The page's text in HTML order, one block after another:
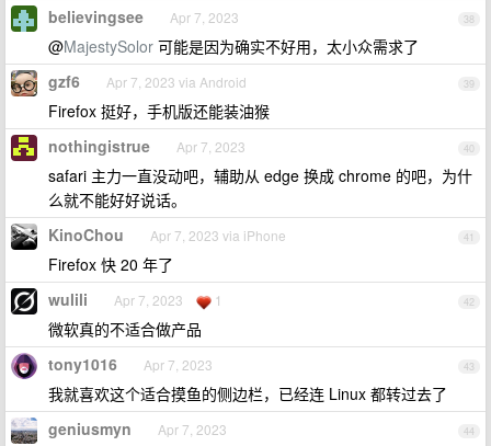
38
believingsee Apr 7, 2023
@MajestySolor 可能是因为确实不好用，太小众需求了
39
gzf6 Apr 7, 2023 via Android
Firefox 挺好，手机版还能装油猴
40
nothingistrue Apr 7, 2023
safari 主力一直没动吧，辅助从 edge 换成 chrome 的吧，为什
么就不能好好说话。
41
KinoChou Apr 7, 2023 via iPhone
Firefox 快 20 年了
42
wulili Apr 7, 2023 1
微软真的不适合做产品
43
tony1016 Apr 7, 2023
我就喜欢这个适合摸鱼的侧边栏，已经连 Linux 都转过去了
44
geniusmyn Apr 7, 2023